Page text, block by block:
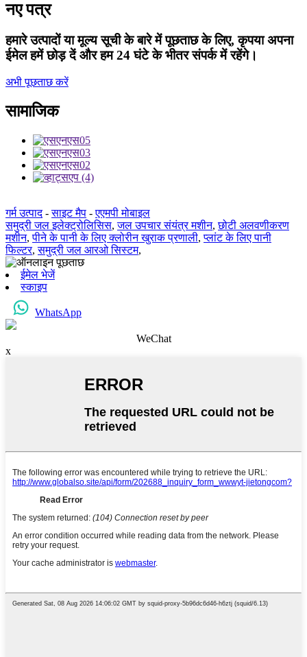
नए पत्र
हमारे उत्पादों या मूल्य सूची के बारे में पूछताछ के लिए, कृपया अपना
ईमेल हमें छोड़ दें और हम 24 घंटे के भीतर संपर्क में रहेंगे।
अभी पूछताछ करें
सामाजिक
गर्म उत्पाद-साइट मैप -एएमपी मोबाइल
समुद्री जल इलेक्ट्रोलिसिस,जल उपचार संयंत्र मशीन,छोटी अलवणीकरण
मशीन,पीने के पानी के लिए क्लोरीन खुराक प्रणाली,प्लांट के लिए पानी
फिल्टर,समुद्री जल आरओ सिस्टम,
ईमेल भेजें
स्काइप
WhatsApp
WeChat
x